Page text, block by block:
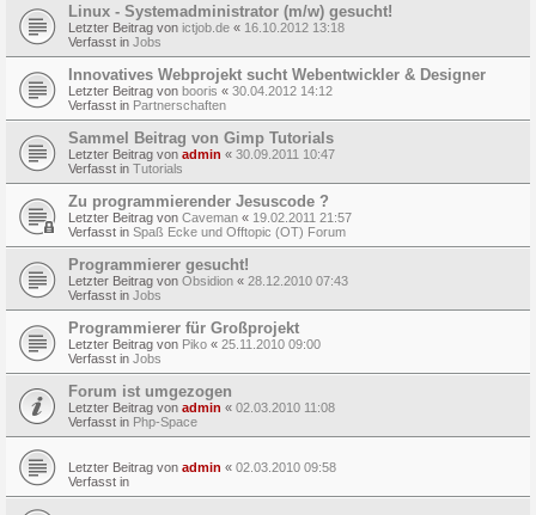
Linux - Systemadministrator (m/w) gesucht!
Letzter Beitrag von ictjob.de « 16.10.2012 13:18
Verfasst in Jobs
Innovatives Webprojekt sucht Webentwickler & Designer
Letzter Beitrag von booris « 30.04.2012 14:12
Verfasst in Partnerschaften
Sammel Beitrag von Gimp Tutorials
Letzter Beitrag von admin « 30.09.2011 10:47
Verfasst in Tutorials
Zu programmierender Jesuscode ?
Letzter Beitrag von Caveman « 19.02.2011 21:57
Verfasst in Spaß Ecke und Offtopic (OT) Forum
Programmierer gesucht!
Letzter Beitrag von Obsidion « 28.12.2010 07:43
Verfasst in Jobs
Programmierer für Großprojekt
Letzter Beitrag von Piko « 25.11.2010 09:00
Verfasst in Jobs
Forum ist umgezogen
Letzter Beitrag von admin « 02.03.2010 11:08
Verfasst in Php-Space
Letzter Beitrag von admin « 02.03.2010 09:58
Verfasst in